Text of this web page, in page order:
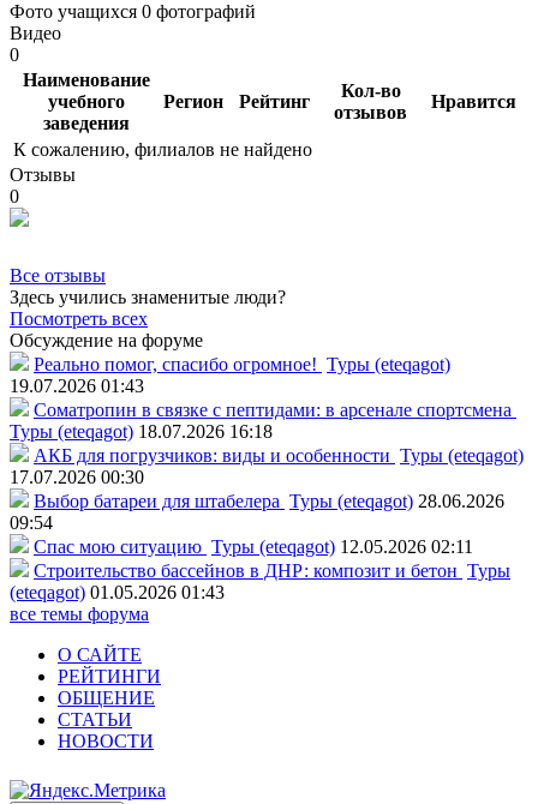
Фото учащихся 0 фотографий
Видео
0
Наименование
учебного
заведения
Регион Рейтинг
Кол-во
отзывов
Нравится
К сожалению, филиалов не найдено
Отзывы
0
Все отзывы
Здесь учились знаменитые люди?
Посмотреть всех
Обсуждение на форуме
Реально помог, спасибо огромное! Туры (eteqagot)
19.07.2026 01:43
Соматропин в связке с пептидами: в арсенале спортсмена
Туры (eteqagot) 18.07.2026 16:18
АКБ для погрузчиков: виды и особенности Туры (eteqagot)
17.07.2026 00:30
Выбор батареи для штабелера Туры (eteqagot) 28.06.2026
09:54
Спас мою ситуацию Туры (eteqagot) 12.05.2026 02:11
Строительство бассейнов в ДНР: композит и бетон Туры
(eteqagot) 01.05.2026 01:43
все темы форума
О САЙТЕ
РЕЙТИНГИ
ОБЩЕНИЕ
СТАТЬИ
НОВОСТИ